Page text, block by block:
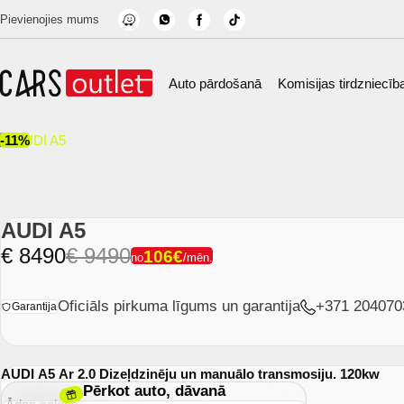
Pievienojies mums
Auto pārdošanā Komisijas
-11%
AUDI A5
no106€/mēn.
€ 9490
€ 8490
GarantijaOficiāls pirkuma līgums un garantija +371
Pērkot auto, dāvanā
AUDI A5 Ar 2.0 Dizeļdzinēju un manuālo transmosiju. 120kw